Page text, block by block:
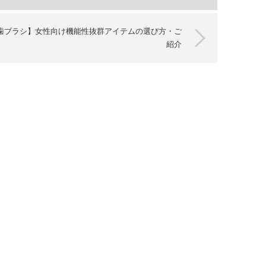
ブラシ】女性向け機能性抜群アイテムの選び方・ご
紹介